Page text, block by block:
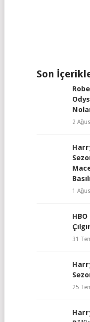
Son
2
1
31
25